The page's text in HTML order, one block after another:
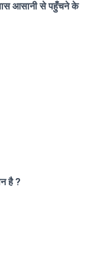
आसानी से पहुँचने के
है ?